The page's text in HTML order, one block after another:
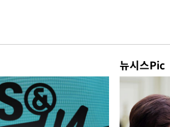
뉴시스Pic